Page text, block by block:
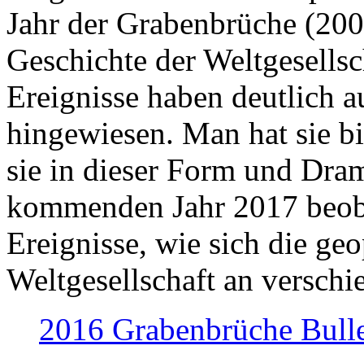
Jahr der Grabenbrüche
Geschichte der
Ereignisse haben deutlich
hingewiesen. Man hat sie
sie in dieser Form und
kommenden Jahr 2017
Ereignisse, wie sich die
Weltgesellschaft an
2016 Grabenbrüche